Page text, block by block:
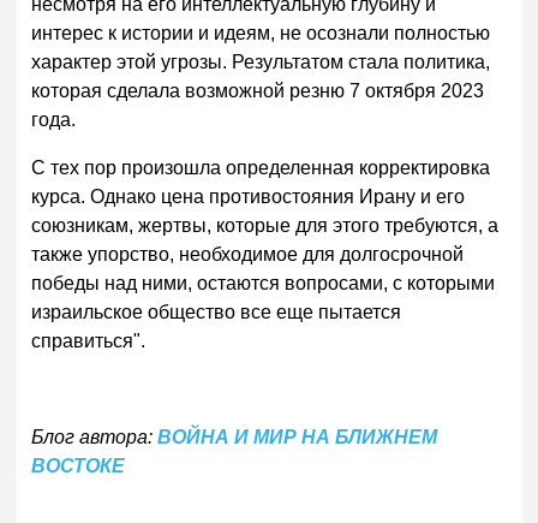
несмотря на его интеллектуальную глубину и
интерес к истории и идеям, не осознали полностью
характер этой угрозы. Результатом стала политика,
которая сделала возможной резню 7 октября 2023
года.
С тех пор произошла определенная корректировка
курса. Однако цена противостояния Ирану и его
союзникам, жертвы, которые для этого требуются, а
также упорство, необходимое для долгосрочной
победы над ними, остаются вопросами, с которыми
израильское общество все еще пытается
справиться".
Блог автора:ВОЙНА И МИР НА БЛИЖНЕМ
ВОСТОКЕ